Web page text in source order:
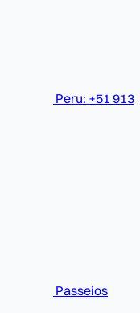
Peru: +51 913
Passeios